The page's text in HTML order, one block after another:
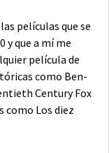
películas que se
y que a mí me
película de
como Ben-
Century Fox
como Los diez